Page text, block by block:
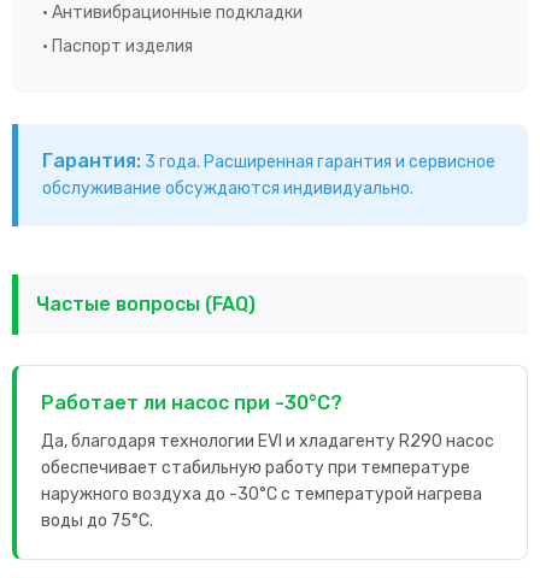
• Антивибрационные подкладки
• Паспорт изделия
Гарантия: 3 года. Расширенная гарантия и сервисное
обслуживание обсуждаются индивидуально.
Частые вопросы (FAQ)
Работает ли насос при -30°C?
Да, благодаря технологии EVI и хладагенту R290 насос
обеспечивает стабильную работу при температуре
наружного воздуха до -30°C с температурой нагрева
воды до 75°C.